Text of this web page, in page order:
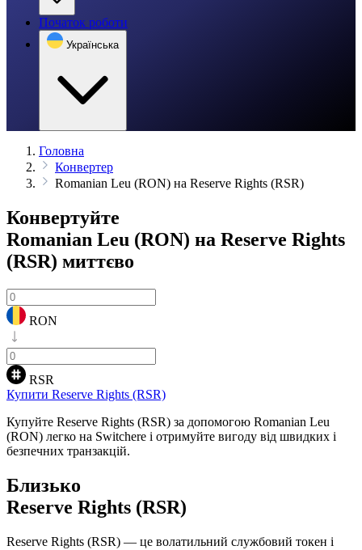
Початок роботи
Українська
Головна
Конвертер
Romanian Leu (RON) на Reserve Rights (RSR)
Конвертуйте
Romanian Leu (RON) на Reserve Rights
(RSR) миттєво
RON
RSR
Купити Reserve Rights (RSR)
Купуйте Reserve Rights (RSR) за допомогою Romanian Leu
(RON) легко на Switchere і отримуйте вигоду від швидких і
безпечних транзакцій.
Близько
Reserve Rights (RSR)
Reserve Rights (RSR) — це волатильний службовий токен і